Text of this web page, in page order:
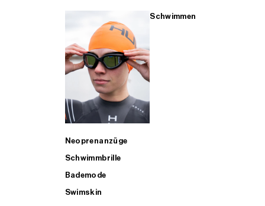
Schwimmen
Neoprenanzüge
Schwimmbrille
Bademode
Swimskin